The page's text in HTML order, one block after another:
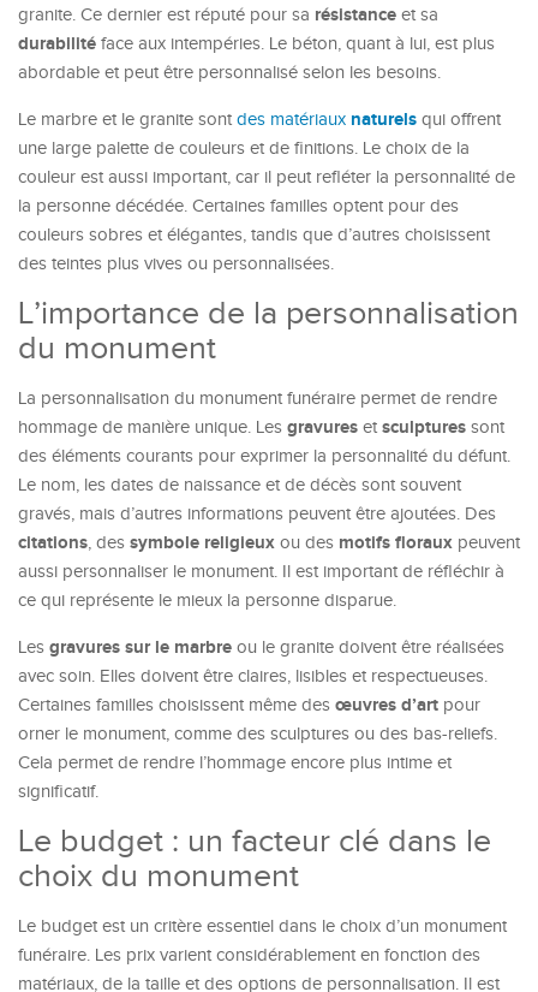
granite. Ce dernier est réputé pour sa résistance et sa
durabilité face aux intempéries. Le béton, quant à lui, est plus
abordable et peut être personnalisé selon les besoins.
Le marbre et le granite sont des matériaux naturels qui offrent
une large palette de couleurs et de finitions. Le choix de la
couleur est aussi important, car il peut refléter la personnalité de
la personne décédée. Certaines familles optent pour des
couleurs sobres et élégantes, tandis que d’autres choisissent
des teintes plus vives ou personnalisées.
L’importance de la personnalisation
du monument
La personnalisation du monument funéraire permet de rendre
hommage de manière unique. Les gravures et sculptures sont
des éléments courants pour exprimer la personnalité du défunt.
Le nom, les dates de naissance et de décès sont souvent
gravés, mais d’autres informations peuvent être ajoutées. Des
citations, des symbole religieux ou des motifs floraux peuvent
aussi personnaliser le monument. Il est important de réfléchir à
ce qui représente le mieux la personne disparue.
Les gravures sur le marbre ou le granite doivent être réalisées
avec soin. Elles doivent être claires, lisibles et respectueuses.
Certaines familles choisissent même des œuvres d’art pour
orner le monument, comme des sculptures ou des bas-reliefs.
Cela permet de rendre l’hommage encore plus intime et
significatif.
Le budget : un facteur clé dans le
choix du monument
Le budget est un critère essentiel dans le choix d’un monument
funéraire. Les prix varient considérablement en fonction des
matériaux, de la taille et des options de personnalisation. Il est